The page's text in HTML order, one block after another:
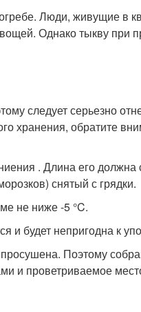
Люди, живущие в
Однако тыкву при
следует серьезно
хранения, обратите
. Длина его должна
снятый с грядки.
не ниже -5 °C.
и будет непригодна к
Поэтому
и проветриваемое